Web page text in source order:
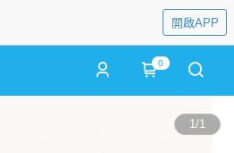
開啟APP
0
1/1